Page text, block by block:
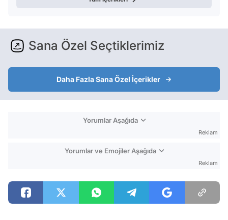
Sana Özel Seçtiklerimiz
Daha Fazla Sana Özel İçerikler
Yorumlar Aşağıda
Reklam
Yorumlar ve Emojiler Aşağıda
Reklam